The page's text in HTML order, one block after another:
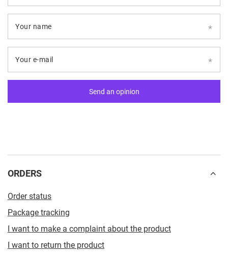
Your name
Your e-mail
Send an opinion
ORDERS
Order status
Package tracking
I want to make a complaint about the product
I want to return the product